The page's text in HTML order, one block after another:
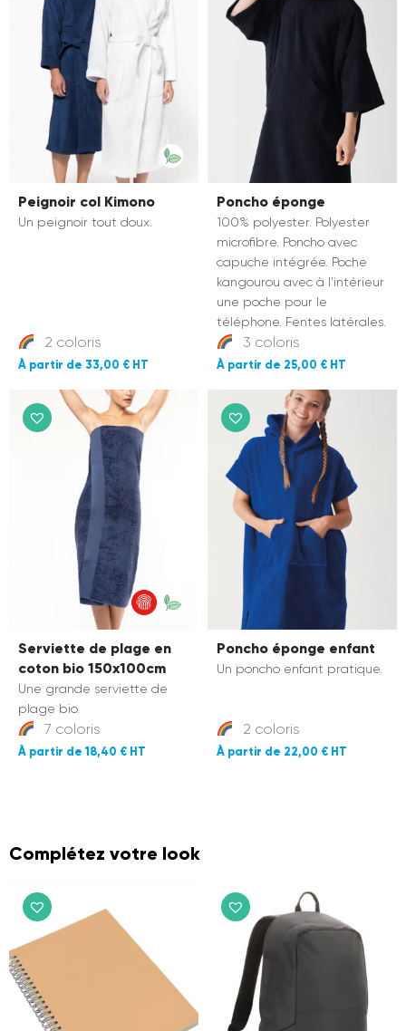
Peignoir col Kimono
Un peignoir tout doux.
2 coloris
33,00 €
Poncho éponge
100% polyester. Polyester
microfibre. Poncho avec
capuche intégrée. Poche
kangourou avec à l’intérieur
une poche pour le
téléphone. Fentes latérales.
3 coloris
25,00 €
Serviette de plage en
coton bio 150x100cm
Une grande serviette de
plage bio.
7 coloris
18,40 €
Poncho éponge enfant
Un poncho enfant pratique.
2 coloris
22,00 €
Complétez votre look
Personnalisation textile :
conseils et offres exclusives
dans votre boîte mail
Rejoignez plus de 6 000 professionnels
(entreprises, associations, collectivités...) qui
personnalisent déjà leurs textiles avec IKONE.
email
Désabonnement possible à tout moment.